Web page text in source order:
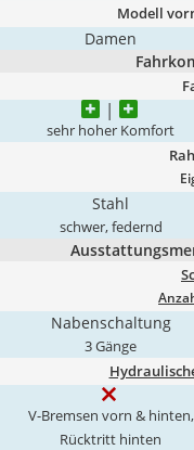
Modell
Damen
sehr hoher Komfort
Stahl
schwer, federnd
Nabenschaltung
3 Gänge
V-Bremsen vorn & hinten,
Rücktritt hinten